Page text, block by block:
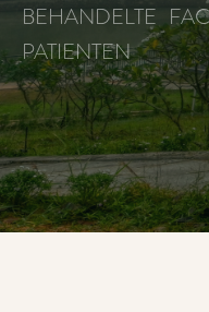
BEHANDELTE
PATIENTEN